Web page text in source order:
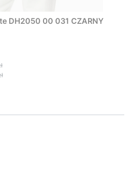
DH2050 00 031 CZARNY